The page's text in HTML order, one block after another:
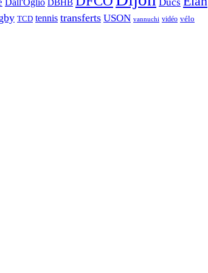
Dall'Oglio DBHB Ducs
TCD tennis transferts USON vannuchi vidéo vélo